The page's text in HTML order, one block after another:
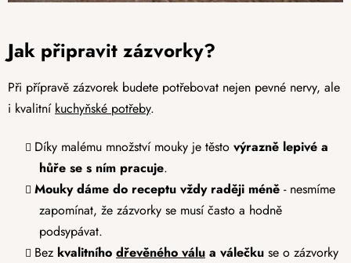
Jak připravit zázvorky?
Při přípravě zázvorek budete potřebovat nejen pevné nervy, ale
i kvalitní kuchyňské potřeby.
Díky malému množství mouky je těsto výrazně lepivé a
hůře se s ním pracuje.
Mouky dáme do receptu vždy raději méně - nesmíme
zapomínat, že zázvorky se musí často a hodně
podsypávat.
Bez kvalitního dřevěného válu a válečku se o zázvorky